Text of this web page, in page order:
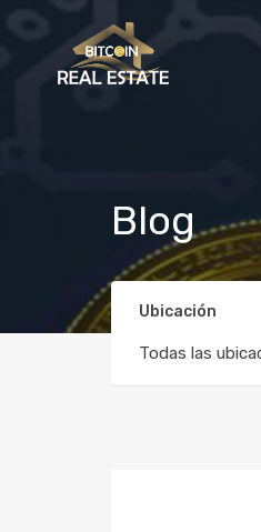
Blog
Ubicación
Todas las